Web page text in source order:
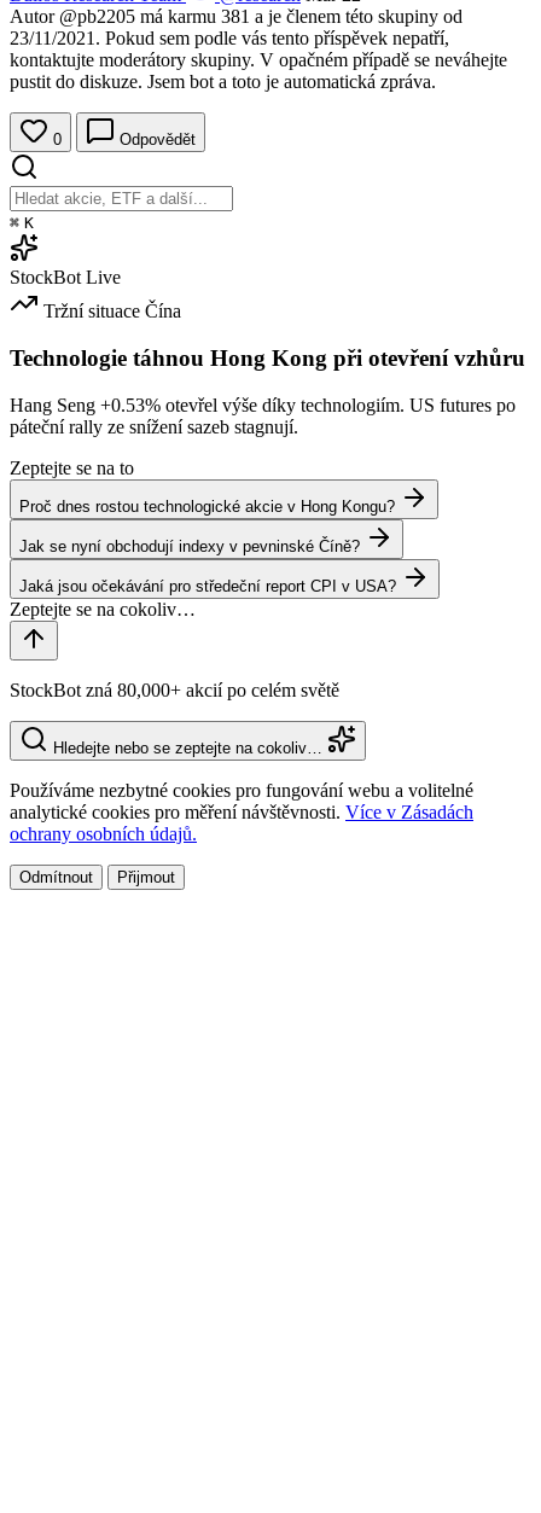
Autor @pb2205 má karmu 381 a je členem této skupiny od
23/11/2021. Pokud sem podle vás tento příspěvek nepatří,
kontaktujte moderátory skupiny. V opačném případě se neváhejte
pustit do diskuze. Jsem bot a toto je automatická zpráva.
0 Odpovědět
⌘ K
StockBot Live
Tržní situace Čína
Technologie táhnou Hong Kong při otevření vzhůru
Hang Seng +0.53% otevřel výše díky technologiím. US futures po
páteční rally ze snížení sazeb stagnují.
Zeptejte se na to
Proč dnes rostou technologické akcie v Hong Kongu?
Jak se nyní obchodují indexy v pevninské Číně?
Jaká jsou očekávání pro středeční report CPI v USA?
StockBot zná 80,000+ akcií po celém světě
Hledejte nebo se zeptejte na cokoliv…
Používáme nezbytné cookies pro fungování webu a volitelné
analytické cookies pro měření návštěvnosti. Více v Zásadách
ochrany osobních údajů.
Odmítnout Přijmout